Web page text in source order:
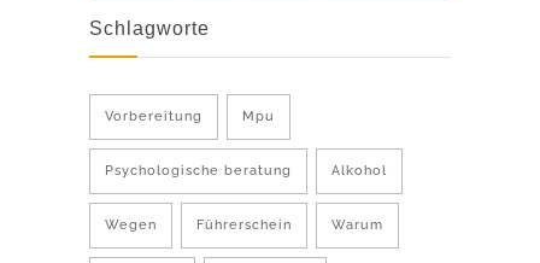
Schlagworte
Vorbereitung Mpu
Psychologische beratung Alkohol
Wegen Führerschein Warum